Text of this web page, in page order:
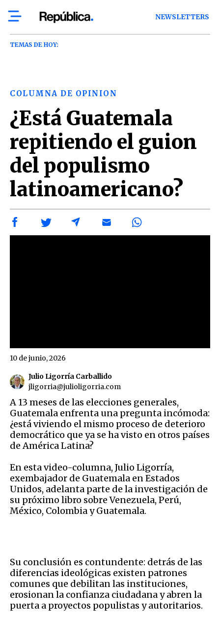
NEWSLETTERS
TEMAS DE HOY:
COLUMNA DE OPINION
¿Está Guatemala
repitiendo el guion
del populismo
latinoamericano?
Julio Ligorría Carballido
jligorria@julioligorria.com
10 de junio, 2026
A 13 meses de las elecciones generales,
Guatemala enfrenta una pregunta incómoda:
¿está viviendo el mismo proceso de deterioro
democrático que ya se ha visto en otros países
de América Latina?
En esta video-columna, Julio Ligorría,
exembajador de Guatemala en Estados
Unidos, adelanta parte de la investigación de
su próximo libro sobre Venezuela, Perú,
México, Colombia y Guatemala.
Su conclusión es contundente: detrás de las
diferencias ideológicas existen patrones
comunes que debilitan las instituciones,
erosionan la confianza ciudadana y abren la
puerta a proyectos populistas y autoritarios.